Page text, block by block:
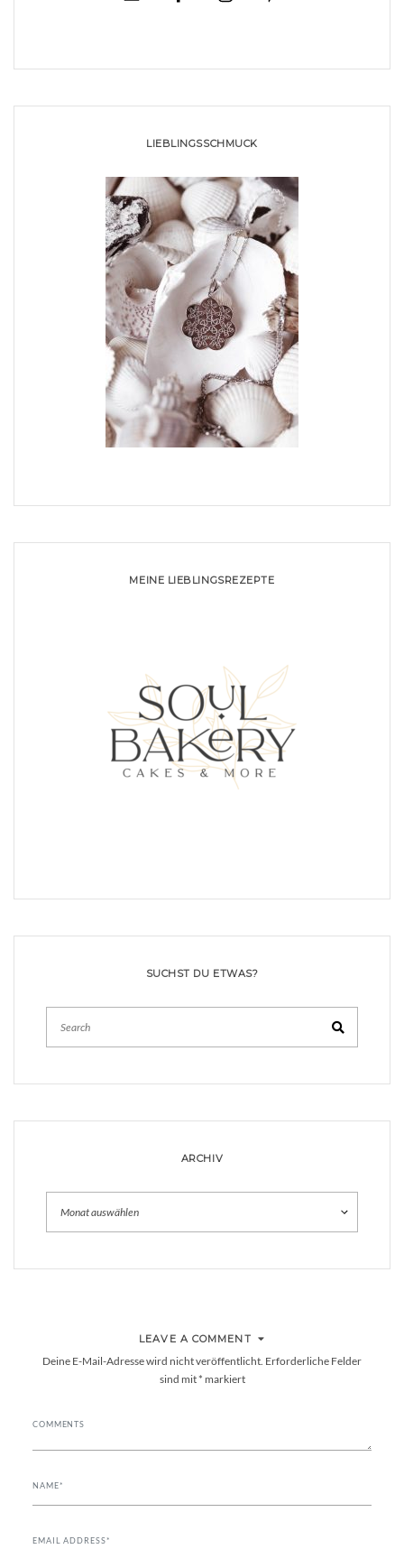
LIEBLINGSSCHMUCK
MEINE LIEBLINGSREZEPTE
SUCHST DU ETWAS?
ARCHIV
LEAVE A COMMENT
Deine E-Mail-Adresse wird nicht veröffentlicht. Erforderliche Felder
sind mit* markiert